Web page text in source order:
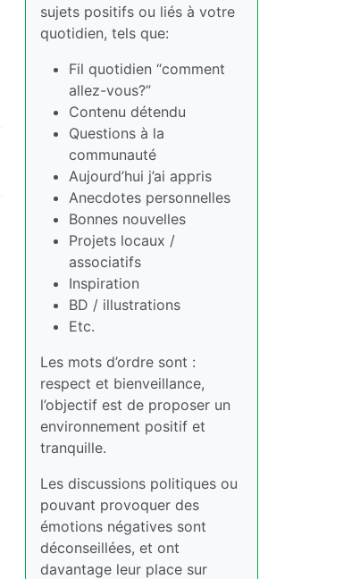
sujets positifs ou liés à votre
quotidien, tels que:
Fil quotidien “comment
allez-vous?”
Contenu détendu
Questions à la
communauté
Aujourd’hui j’ai appris
Anecdotes personnelles
Bonnes nouvelles
Projets locaux /
associatifs
Inspiration
BD / illustrations
Etc.
Les mots d’ordre sont :
respect et bienveillance,
l’objectif est de proposer un
environnement positif et
tranquille.
Les discussions politiques ou
pouvant provoquer des
émotions négatives sont
déconseillées, et ont
davantage leur place sur